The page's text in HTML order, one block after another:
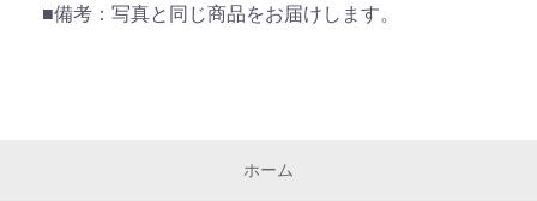
■備考：写真と同じ商品をお届けします。
ホーム